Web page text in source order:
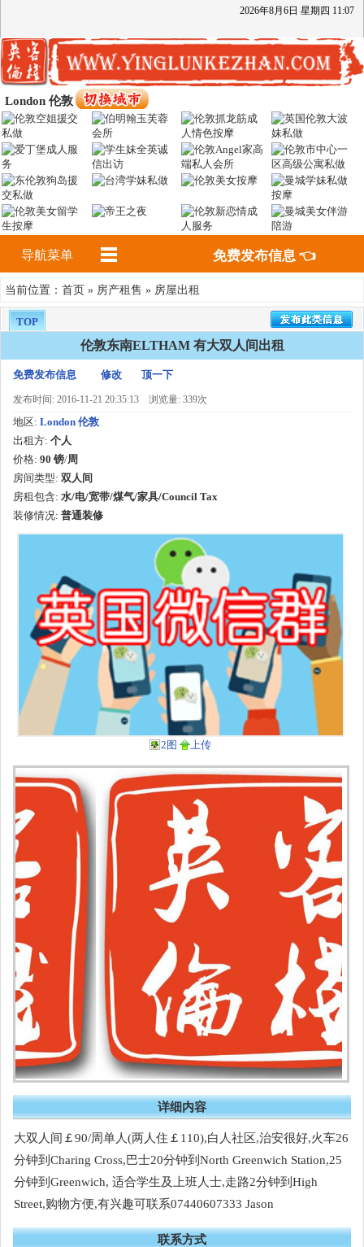
2026年8月 6日 星期四 11:07
London 伦敦
导航菜单 免费发布信息 👈
当前位置： 首页 » 房产租售 » 房屋出租
TOP
伦敦东南ELTHAM 有大双人间出租
免费发布信息 修改 顶一下
发布时间: 2016-11-21 20:35:13 浏览量: 339次
地区: London 伦敦
出租方: 个人
价格: 90 镑/周
房间类型: 双人间
房租包含: 水/电/宽带/煤气/家具/Council Tax
装修情况: 普通装修
2图 上传
详细内容
大双人间￡90/周单人(两人住￡110),白人社区,治安很好,火车26
分钟到Charing Cross,巴士20分钟到North Greenwich Station,25
分钟到Greenwich, 适合学生及上班人士,走路2分钟到High
Street,购物方便,有兴趣可联系07440607333 Jason
联系方式